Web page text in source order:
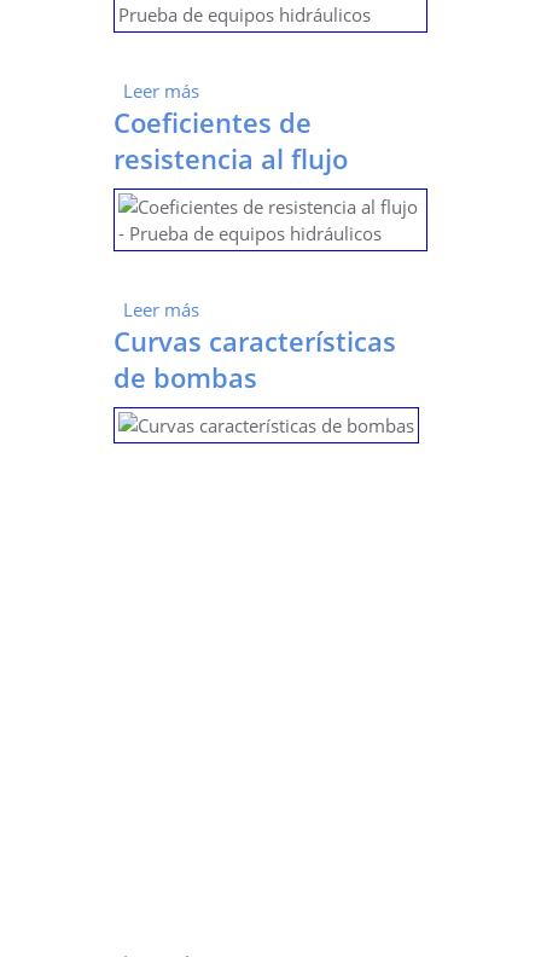
Leer mássobre Caracterización hidráulica de
válvulas y de hidrantes
Coeficientes de
resistencia al flujo
Leer mássobre Coeficientes de resistencia al flujo
Curvas características
de bombas